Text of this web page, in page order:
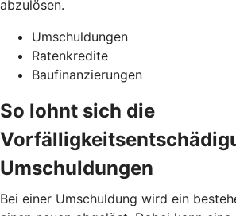
abzulösen.
Umschuldungen
Ratenkredite
Baufinanzierungen
So lohnt sich die
Umschuldungen
Bei einer Umschuldung wird ein